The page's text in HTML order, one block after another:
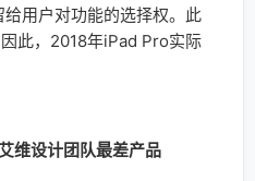
用户对功能的选择权。此
此，2018年iPad Pro实际